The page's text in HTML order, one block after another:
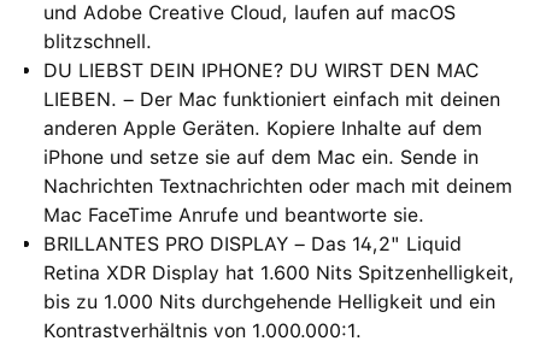
und Adobe Creative Cloud, laufen auf macOS
blitzschnell.
DU LIEBST DEIN IPHONE? DU WIRST DEN MAC
LIEBEN. – Der Mac funktioniert einfach mit deinen
anderen Apple Geräten. Kopiere Inhalte auf dem
iPhone und setze sie auf dem Mac ein. Sende in
Nachrichten Textnachrichten oder mach mit deinem
Mac FaceTime Anrufe und beantworte sie.
BRILLANTES PRO DISPLAY – Das 14,2" Liquid
Retina XDR Display hat 1.600 Nits Spitzenhelligkeit,
bis zu 1.000 Nits durchgehende Helligkeit und ein
Kontrastverhältnis von 1.000.000:1.